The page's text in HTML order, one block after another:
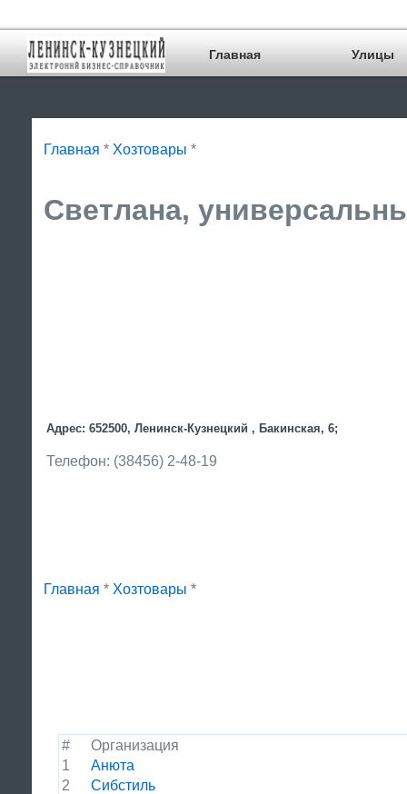
Главная Улицы
Главная * Хозтовары *
Светлана,
Адрес: 652500, Ленинск-Кузнецкий , Бакинская, 6;
Телефон: (38456) 2-48-19
Главная * Хозтовары *
#
Организация
1
Анюта
2
Сибстиль